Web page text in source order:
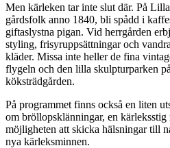
Men kärleken tar inte slut där. På
gårdsfolk anno 1840, bli spådd i
giftaslystna pigan. Vid herrgården
styling, frisyruppsättningar och
kläder. Missa inte heller de fina
flygeln och den lilla skulpturparken
köksträdgården.
På programmet finns också en liten
om bröllopsklänningar, en kärleksstig
möjligheten att skicka hälsningar till
nya kärleksminnen.